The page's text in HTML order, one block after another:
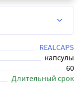
REALCAPS
капсулы
60
Длительный срок